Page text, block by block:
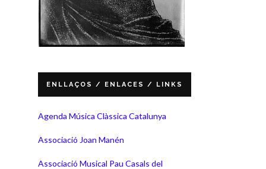
ENLLAÇOS / ENLACES / LINKS
Agenda Música Clàssica Catalunya
Associació Joan Manén
Associació Musical Pau Casals del